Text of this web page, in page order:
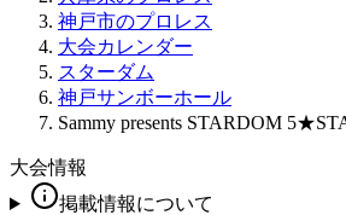
神戸市のプロレス
大会カレンダー
スターダム
神戸サンボーホール
Sammy presents STARDOM
大会情報
掲載情報について